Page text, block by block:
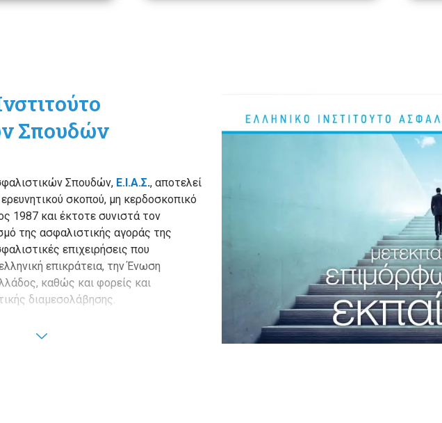
Σπουδών
Σπουδών, Ε.Ι.Α.Σ., αποτελεί
ερευνητικού σκοπού, μη κερδοσκοπικό
1987 και έκτοτε συνιστά τον
της ασφαλιστικής αγοράς της
επιχειρήσεις που
επικράτεια, την Ένωση
καθώς και φορείς και
διαμεσολάβησης.